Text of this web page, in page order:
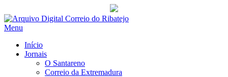
Saltar
para
Menu
Início
Jornais
O Santareno
Correio da Extremadura